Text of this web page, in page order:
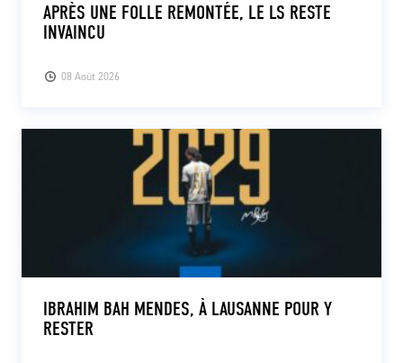
08 Août 2026
APRÈS UNE FOLLE REMONTÉE, LE LS RESTE
INVAINCU
IBRAHIM BAH MENDES, À LAUSANNE POUR Y
RESTER